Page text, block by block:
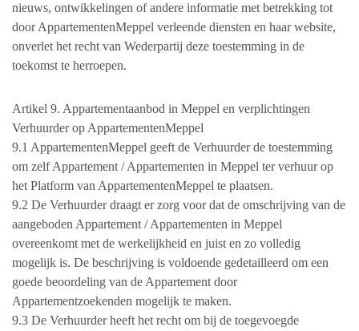
nieuws, ontwikkelingen of andere informatie met betrekking tot
door AppartementenMeppel verleende diensten en haar website,
onverlet het recht van Wederpartij deze toestemming in de
toekomst te herroepen.
Artikel 9. Appartementaanbod in Meppel en verplichtingen
Verhuurder op AppartementenMeppel
9.1 AppartementenMeppel geeft de Verhuurder de toestemming
om zelf Appartement / Appartementen in Meppel ter verhuur op
het Platform van AppartementenMeppel te plaatsen.
9.2 De Verhuurder draagt er zorg voor dat de omschrijving van de
aangeboden Appartement / Appartementen in Meppel
overeenkomt met de werkelijkheid en juist en zo volledig
mogelijk is. De beschrijving is voldoende gedetailleerd om een
goede beoordeling van de Appartement door
Appartementzoekenden mogelijk te maken.
9.3 De Verhuurder heeft het recht om bij de toegevoegde